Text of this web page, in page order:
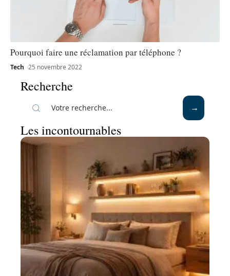
Pourquoi faire une réclamation par téléphone ?
Tech 25 novembre 2022
Recherche
Les incontournables